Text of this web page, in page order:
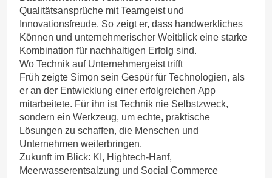
Qualitätsansprüche mit Teamgeist und
Innovationsfreude. So zeigt er, dass handwerkliches
Können und unternehmerischer Weitblick eine starke
Kombination für nachhaltigen Erfolg sind.
Wo Technik auf Unternehmergeist trifft
Früh zeigte Simon sein Gespür für Technologien, als
er an der Entwicklung einer erfolgreichen App
mitarbeitete. Für ihn ist Technik nie Selbstzweck,
sondern ein Werkzeug, um echte, praktische
Lösungen zu schaffen, die Menschen und
Unternehmen weiterbringen.
Zukunft im Blick: KI, Hightech-Hanf,
Meerwasserentsalzung und Social Commerce